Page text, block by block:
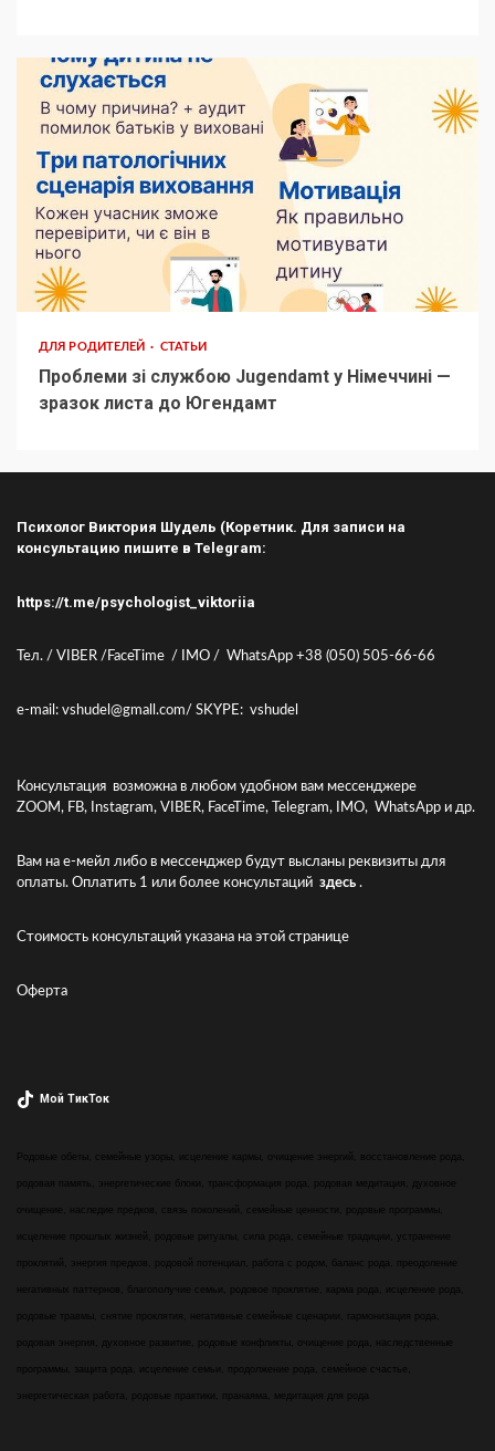
ДЛЯ РОДИТЕЛЕЙ СТАТЬИ
Проблеми зі службою Jugendamt у Німеччині —
зразок листа до Югендамт
Психолог Виктория Шудель (Коретник. Для записи на
консультацию пишите в Telegram:
https://t.me/psychologist_viktoriia
Тел. / VIBER /FaceTime / IMO / WhatsApp +38 (050) 505-66-66
e-mail: vshudel@gmall.com/ SKYPE: vshudel
Консультация возможна в любом удобном вам мессенджере
ZOOM, FB, Instagram, VIBER, FaceTime, Telegram, IMO, WhatsApp и др.
Вам на е-мейл либо в мессенджер будут высланы реквизиты для
оплаты. Оплатить 1 или более консультаций здесь .
Стоимость консультаций указана на этой странице
Оферта
Мой ТикТок
Родовые обеты, семейные узоры, исцеление кармы, очищение энергий, восстановление рода,
родовая память, энергетические блоки, трансформация рода, родовая медитация, духовное
очищение, наследие предков, связь поколений, семейные ценности, родовые программы,
исцеление прошлых жизней, родовые ритуалы, сила рода, семейные традиции, устранение
проклятий, энергия предков, родовой потенциал, работа с родом, баланс рода, преодоление
негативных паттернов, благополучие семьи, родовое проклятие, карма рода, исцеление рода,
родовые травмы, снятие проклятия, негативные семейные сценарии, гармонизация рода,
родовая энергия, духовное развитие, родовые конфликты, очищение рода, наследственные
программы, защита рода, исцеление семьи, продолжение рода, семейное счастье,
энергетическая работа, родовые практики, пранаяма, медитация для рода